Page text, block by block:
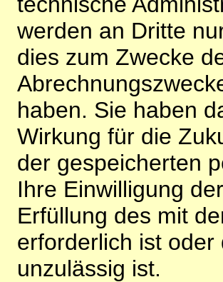
werden an Dritte
dies zum Zwecke
haben. Sie haben
Wirkung für die
der gespeicherten
Ihre Einwilligung
Erfüllung des mit
erforderlich ist
unzulässig ist.